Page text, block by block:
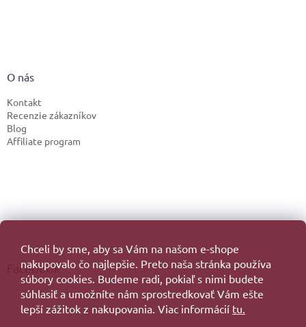
Chceli by sme, aby sa Vám na našom e-shope
nakupovalo čo najlepšie. Preto naša stránka používa
súbory cookies. Budeme radi, pokiaľ s nimi budete
súhlasiť a umožníte nám sprostredkovať Vám ešte
lepší zážitok z nakupovania. Viac informácií tu.
O nás
Kontakt
Recenzie zákazníkov
Blog
Affiliate program
Facebook